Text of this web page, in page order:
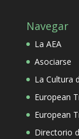
Navegar
La AEA
Asociarse
La Cultura
European
European
Directorio